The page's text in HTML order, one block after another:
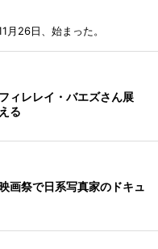
月26日、始まった。
ィレレイ・バエズさん展
る
画祭で日系写真家のドキュ